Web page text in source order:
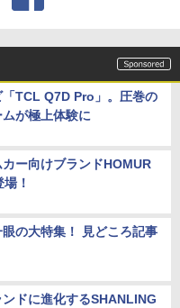
TCL Q7D Pro」。圧巻の
が極上体験に
ー向けブランドHOMUR
！
の大特集！ 見どころ記事
ドに進化するSHANLING